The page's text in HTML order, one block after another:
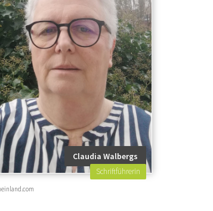
Claudia Walbergs
Schriftführerin